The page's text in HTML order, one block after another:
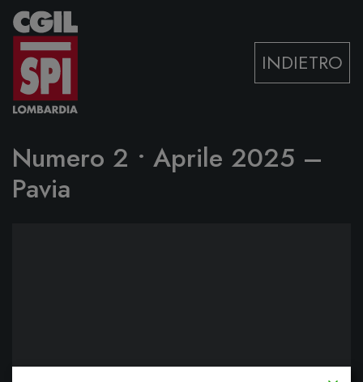
Vai al contenuto
INDIETRO
Numero 2 • Aprile 2025 –
Pavia